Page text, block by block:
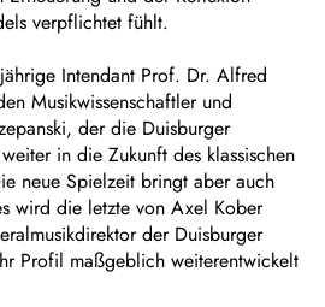
verpflichtet fühlt.
Intendant Prof. Dr. Alfred
Musikwissenschaftler und
der die Duisburger
in die Zukunft des klassischen
neue Spielzeit bringt aber auch
wird die letzte von Axel Kober
der Duisburger
Profil maßgeblich weiterentwickelt